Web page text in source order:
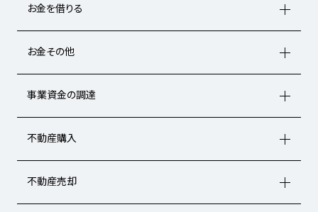
お金を借りる
お金その他
事業資金の調達
不動産購入
不動産売却